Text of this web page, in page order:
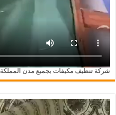
شركة تنظيف مكيفات بجميع مدن المملكة